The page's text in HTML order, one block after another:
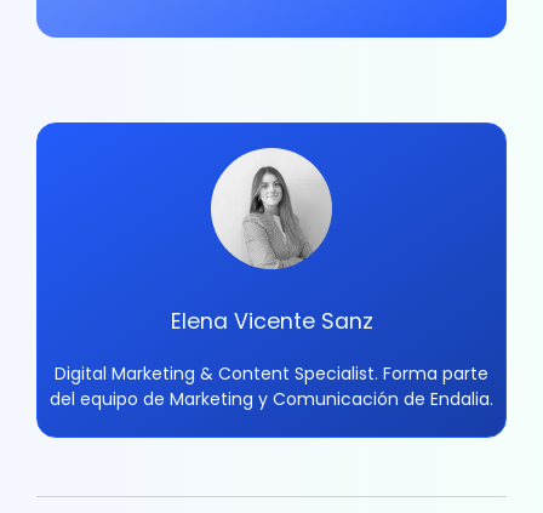
Elena Vicente Sanz
Digital Marketing & Content Specialist. Forma parte
del equipo de Marketing y Comunicación de Endalia.